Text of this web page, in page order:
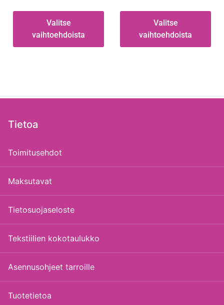
Valitse
vaihtoehdoista
Valitse
vaihtoehdoista
Tietoa
Toimitusehdot
Maksutavat
Tietosuojaseloste
Tekstiilien kokotaulukko
Asennusohjeet tarroille
Tuotetietoa